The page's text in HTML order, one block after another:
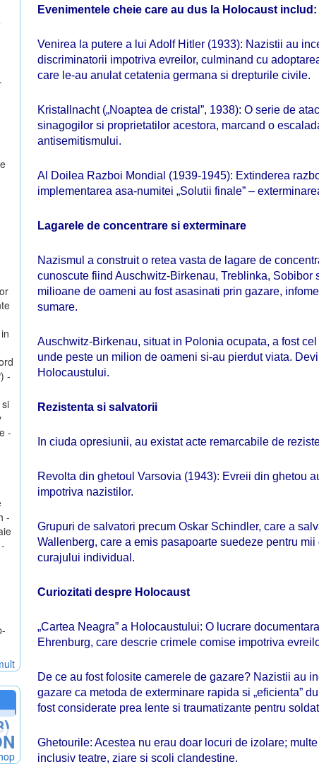
-
-
-
Evenimentele cheie care au dus la Holocaust includ:
Venirea la putere a lui Adolf Hitler (1933): Nazistii au
discriminatorii impotriva evreilor, culminand cu
care le-au anulat cetatenia germana si drepturile civile.
Kristallnacht („Noaptea de cristal”, 1938): O serie de
sinagogilor si proprietatilor acestora, marcand o
antisemitismului.
Al Doilea Razboi Mondial (1939-1945): Extinderea
implementarea asa-numitei „Solutii finale” –
Lagarele de concentrare si exterminare
Nazismul a construit o retea vasta de lagare de
cunoscute fiind Auschwitz-Birkenau, Treblinka, Sobibor
milioane de oameni au fost asasinati prin gazare,
sumare.
Auschwitz-Birkenau, situat in Polonia ocupata, a fost
unde peste un milion de oameni si-au pierdut viata.
Holocaustului.
Rezistenta si salvatorii
In ciuda opresiunii, au existat acte remarcabile de
Revolta din ghetoul Varsovia (1943): Evreii din ghetou
impotriva nazistilor.
Grupuri de salvatori precum Oskar Schindler, care a
Wallenberg, care a emis pasapoarte suedeze pentru
curajului individual.
Curiozitati despre Holocaust
„Cartea Neagra” a Holocaustului: O lucrare
Ehrenburg, care descrie crimele comise impotriva
De ce au fost folosite camerele de gazare? Nazistii au
gazare ca metoda de exterminare rapida si „eficienta”
fost considerate prea lente si traumatizante pentru
Ghetourile: Acestea nu erau doar locuri de izolare;
inclusiv teatre, ziare si scoli clandestine.